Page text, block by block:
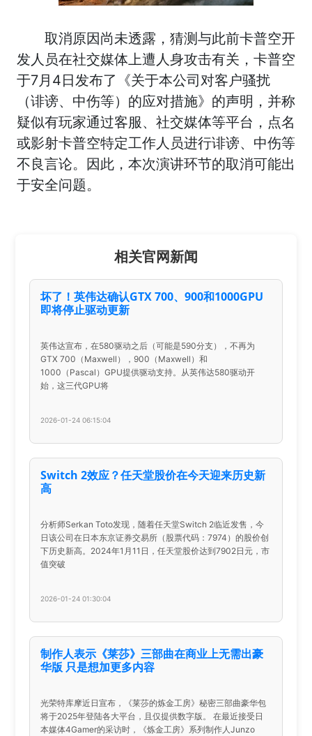
取消原因尚未透露，猜测与此前卡普空开
发人员在社交媒体上遭人身攻击有关，卡普空
于7月4日发布了《关于本公司对客户骚扰
（诽谤、中伤等）的应对措施》的声明，并称
疑似有玩家通过客服、社交媒体等平台，点名
或影射卡普空特定工作人员进行诽谤、中伤等
不良言论。因此，本次演讲环节的取消可能出
于安全问题。
相关官网新闻
坏了！英伟达确认GTX 700、900和1000GPU
即将停止驱动更新
英伟达宣布，在580驱动之后（可能是590分支），不再为
GTX 700（Maxwell），900（Maxwell）和
1000（Pascal）GPU提供驱动支持。从英伟达580驱动开
始，这三代GPU将
2026-01-24 06:15:04
Switch 2效应？任天堂股价在今天迎来历史新
高
分析师Serkan Toto发现，随着任天堂Switch 2临近发售，今
日该公司在日本东京证券交易所（股票代码：7974）的股价创
下历史新高。2024年1月11日，任天堂股价达到7902日元，市
值突破
2026-01-24 01:30:04
制作人表示《莱莎》三部曲在商业上无需出豪
华版 只是想加更多内容
光荣特库摩近日宣布，《莱莎的炼金工房》秘密三部曲豪华包
将于2025年登陆各大平台，且仅提供数字版。 在最近接受日
本媒体4Gamer的采访时，《炼金工房》系列制作人Junzo